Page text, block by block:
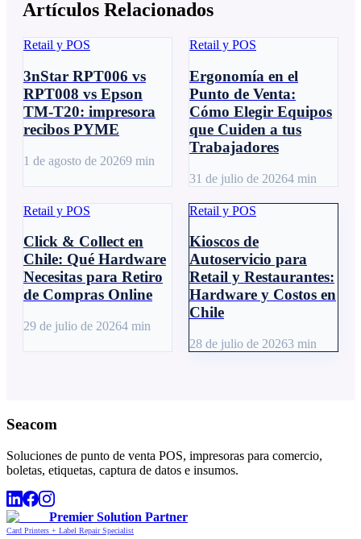
Artículos Relacionados
Retail y POS
3nStar RPT006 vs
RPT008 vs Epson
TM-T20: impresora
recibos PYME
1 de agosto de 20269 min
Retail y POS
Ergonomía en el
Punto de Venta:
Cómo Elegir Equipos
que Cuiden a tus
Trabajadores
31 de julio de 20264 min
Retail y POS
Click & Collect en
Chile: Qué Hardware
Necesitas para Retiro
de Compras Online
29 de julio de 20264 min
Retail y POS
Kioscos de
Autoservicio para
Retail y Restaurantes:
Hardware y Costos en
Chile
28 de julio de 20263 min
Seacom
Soluciones de punto de venta POS, impresoras para comercio,
boletas, etiquetas, captura de datos e insumos.
Premier Solution Partner
Card Printers + Label Repair Specialist